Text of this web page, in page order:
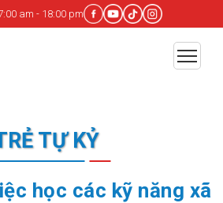
am - 18:00 pm
TỰ KỶ
học các kỹ năng xã